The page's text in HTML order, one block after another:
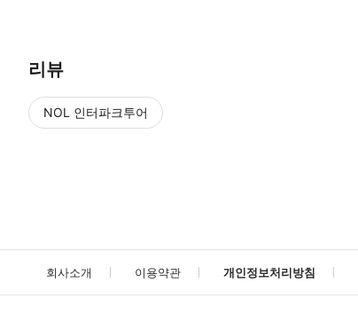
리뷰
NOL 인터파크투어
회사소개 이용약관 개인정보처리방침